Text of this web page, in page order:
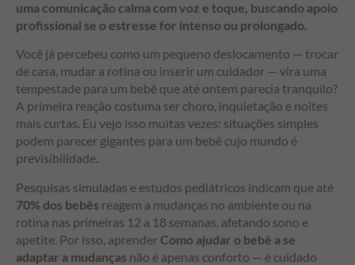
uma comunicação calma com voz e toque, buscando apoio
profissional se o estresse for intenso ou prolongado.
Você já percebeu como um pequeno deslocamento — trocar
de casa, mudar a rotina ou inserir um cuidador — vira uma
tempestade para um bebê que até ontem parecia tranquilo?
A primeira reação costuma ser choro, inquietação e noites
mais curtas. Eu vejo isso muitas vezes: situações simples
podem parecer gigantes para um bebê cujo mundo é
previsibilidade.
Pesquisas simuladas e estudos pediátricos indicam que até
70% dos bebês reagem a mudanças no ambiente ou na
rotina nas primeiras 12 a 18 semanas, afetando sono e
apetite. Por isso, aprenderComo ajudar o bebê a se
adaptar a mudanças não é apenas conforto — é cuidado